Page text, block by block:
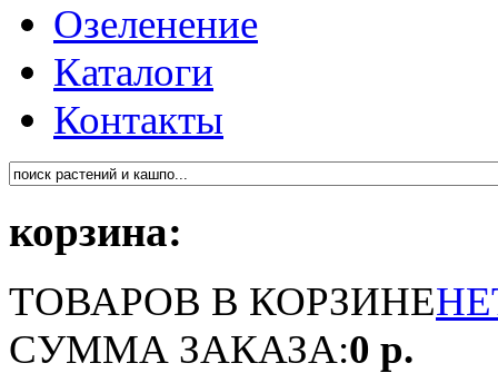
Озеленение
Каталоги
Контакты
корзина:
ТОВАРОВ В КОРЗИНЕ
СУММА ЗАКАЗА:0 р.